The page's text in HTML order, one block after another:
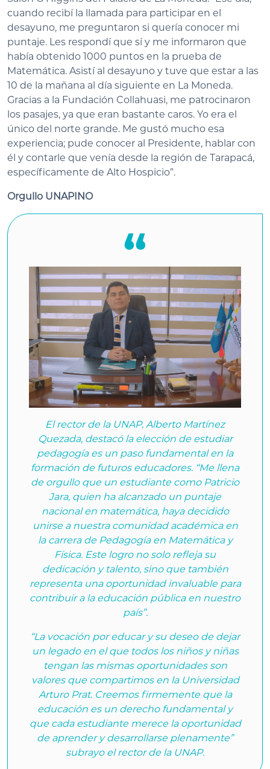
cuando recibí la llamada para participar en el
desayuno, me preguntaron si quería conocer mi
puntaje. Les respondí que sí y me informaron que
había obtenido 1000 puntos en la prueba de
Matemática. Asistí al desayuno y tuve que estar a las
10 de la mañana al día siguiente en La Moneda.
Gracias a la Fundación Collahuasi, me patrocinaron
los pasajes, ya que eran bastante caros. Yo era el
único del norte grande. Me gustó mucho esa
experiencia; pude conocer al Presidente, hablar con
él y contarle que venía desde la región de Tarapacá,
específicamente de Alto Hospicio”.
Orgullo UNAPINO
El rector de la UNAP, Alberto Martínez
Quezada, destacó la elección de estudiar
pedagogía es un paso fundamental en la
formación de futuros educadores. “Me llena
de orgullo que un estudiante como Patricio
Jara, quien ha alcanzado un puntaje
nacional en matemática, haya decidido
unirse a nuestra comunidad académica en
la carrera de Pedagogía en Matemática y
Física. Este logro no solo refleja su
dedicación y talento, sino que también
representa una oportunidad invaluable para
contribuir a la educación pública en nuestro
país”.
“La vocación por educar y su deseo de dejar
un legado en el que todos los niños y niñas
tengan las mismas oportunidades son
valores que compartimos en la Universidad
Arturo Prat. Creemos firmemente que la
educación es un derecho fundamental y
que cada estudiante merece la oportunidad
de aprender y desarrollarse plenamente”
subrayo el rector de la UNAP.